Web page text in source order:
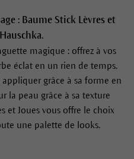
: Baume Stick Lèvres et
magique : offrez à vos
éclat en un rien de temps.
grâce à sa forme en
la peau grâce à sa texture
et Joues vous offre le choix
une palette de looks.